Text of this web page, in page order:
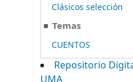
Clásicos selección
Temas
CUENTOS
Repositorio